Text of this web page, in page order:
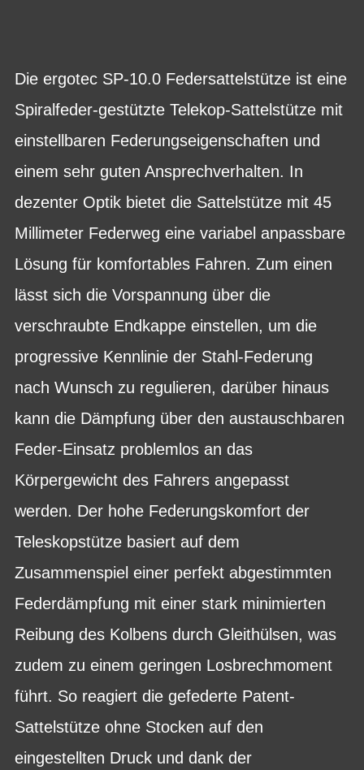
Die ergotec SP-10.0 Federsattelstütze ist eine
Spiralfeder-gestützte Telekop-Sattelstütze mit
einstellbaren Federungseigenschaften und
einem sehr guten Ansprechverhalten. In
dezenter Optik bietet die Sattelstütze mit 45
Millimeter Federweg eine variabel anpassbare
Lösung für komfortables Fahren. Zum einen
lässt sich die Vorspannung über die
verschraubte Endkappe einstellen, um die
progressive Kennlinie der Stahl-Federung
nach Wunsch zu regulieren, darüber hinaus
kann die Dämpfung über den austauschbaren
Feder-Einsatz problemlos an das
Körpergewicht des Fahrers angepasst
werden. Der hohe Federungskomfort der
Teleskopstütze basiert auf dem
Zusammenspiel einer perfekt abgestimmten
Federdämpfung mit einer stark minimierten
Reibung des Kolbens durch Gleithülsen, was
zudem zu einem geringen Losbrechmoment
führt. So reagiert die gefederte Patent-
Sattelstütze ohne Stocken auf den
eingestellten Druck und dank der